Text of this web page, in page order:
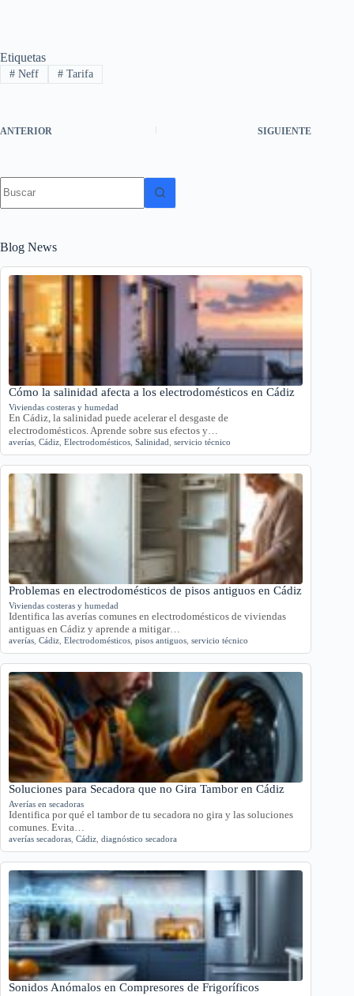
Etiquetas
#Neff #Tarifa
ANTERIOR SIGUIENTE
resultados
Blog News
Cómo la salinidad afecta a los electrodomésticos en Cádiz
Viviendas costeras y humedad
En Cádiz, la salinidad puede acelerar el desgaste de
electrodomésticos. Aprende sobre sus efectos y…
averías Cádiz Electrodomésticos Salinidad servicio técnico
Problemas en electrodomésticos de pisos antiguos en Cádiz
Viviendas costeras y humedad
Identifica las averías comunes en electrodomésticos de viviendas
antiguas en Cádiz y aprende a mitigar…
averías Cádiz Electrodomésticos pisos antiguos servicio técnico
Soluciones para Secadora que no Gira Tambor en Cádiz
Averías en secadoras
Identifica por qué el tambor de tu secadora no gira y las soluciones
comunes. Evita…
averías secadoras Cádiz diagnóstico secadora
Sonidos Anómalos en Compresores de Frigoríficos